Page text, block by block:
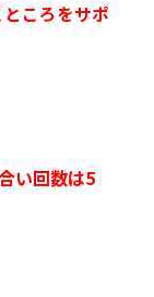
ころをサポ
い回数は5